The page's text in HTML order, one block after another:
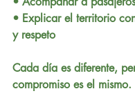
• Explicar el territorio
y respeto
Cada día es diferente,
compromiso es el mismo.